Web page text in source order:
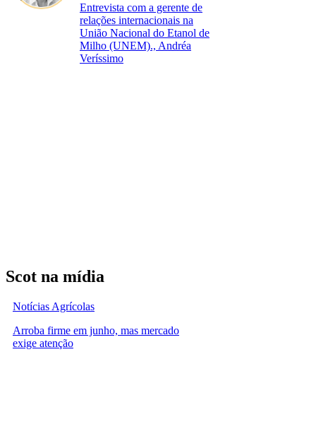
Entrevista com a gerente de
relações internacionais na
União Nacional do Etanol de
Milho (UNEM)., Andréa
Veríssimo
Scot na mídia
Notícias Agrícolas
Arroba firme em junho, mas mercado
exige atenção